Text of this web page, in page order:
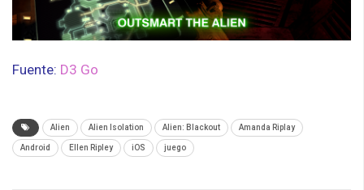
Fuente: D3 Go
Alien Alien Isolation Alien: Blackout Amanda Riplay
Android Ellen Ripley iOS juego